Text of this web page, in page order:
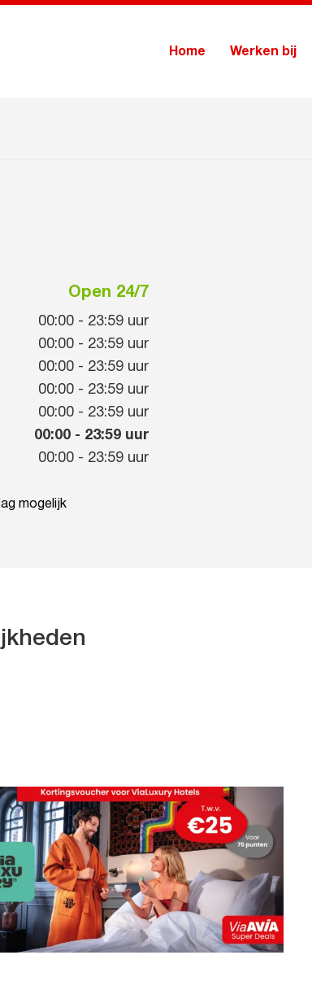
Home Werken bij
Open 24/7
00:00 - 23:59 uur
00:00 - 23:59 uur
00:00 - 23:59 uur
00:00 - 23:59 uur
00:00 - 23:59 uur
00:00 - 23:59 uur
00:00 - 23:59 uur
mogelijk